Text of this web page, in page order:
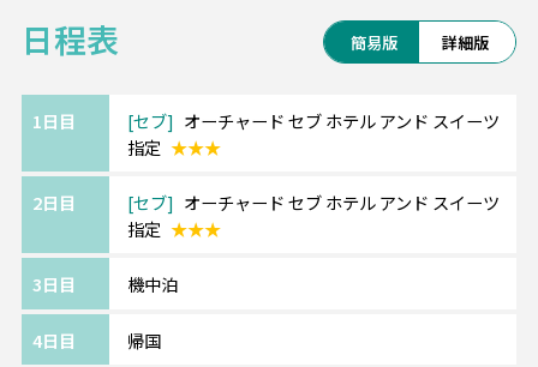
1.【おすすめ】マリバゴグリルセットメニュークーポン付
き
4.水中カメラ無料レンタル
************************************
◆セブパシフィック航空利用◆
パシフィック航空！
追加で「受託手荷物」や「機内食」もお手配
まずはお気軽にお問い合わせください♪
ホテルまで空港から車で約15分。
日程表 簡易版 詳細版
1日目 セブ
オーチャード セブ ホテル アンド スイーツ
指定 ★★★
2日目 セブ
オーチャード セブ ホテル アンド スイーツ
指定 ★★★
3日目 機中泊
4日目 帰国